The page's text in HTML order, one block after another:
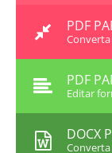
PDF
Converta
PDF
Editar
DOCX